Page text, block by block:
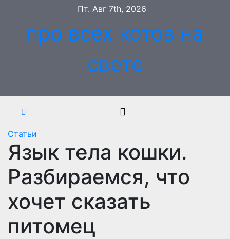
содержимому
Пт. Авг 7th, 2026
про всех котов на
свете
Статьи
Язык тела кошки.
Разбираемся, что
хочет сказать
питомец